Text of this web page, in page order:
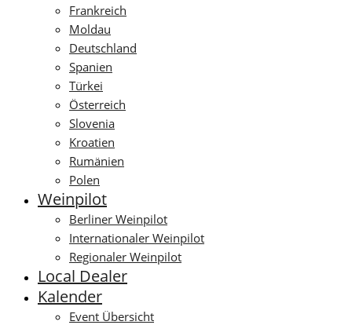
Frankreich
Moldau
Deutschland
Spanien
Türkei
Österreich
Slovenia
Kroatien
Rumänien
Polen
Weinpilot
Berliner Weinpilot
Internationaler Weinpilot
Regionaler Weinpilot
Local Dealer
Kalender
Event Übersicht